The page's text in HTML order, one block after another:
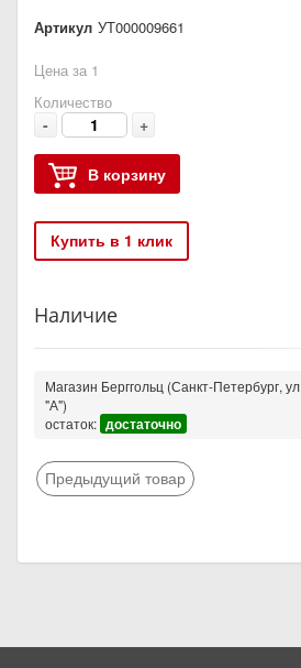
Артикул УТ000009661
Цена за 1
Количество
- +
В корзину
Купить в 1 клик
Наличие
Магазин Берггольц (Санкт-Петербург,
"А")
остаток: достаточно
Предыдущий товар